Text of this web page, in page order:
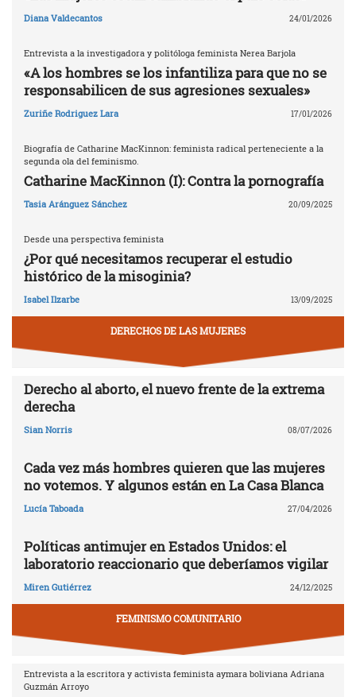
Diana Valdecantos 24/01/2026
Entrevista a la investigadora y politóloga feminista Nerea Barjola
«A los hombres se los infantiliza para que no se
responsabilicen de sus agresiones sexuales»
Zuriñe Rodriguez Lara 17/01/2026
Biografía de Catharine MacKinnon: feminista radical perteneciente a la
segunda ola del feminismo.
Catharine MacKinnon (I): Contra la pornografía
Tasia Aránguez Sánchez 20/09/2025
Desde una perspectiva feminista
¿Por qué necesitamos recuperar el estudio
histórico de la misoginia?
Isabel Ilzarbe 13/09/2025
DERECHOS DE LAS MUJERES
Derecho al aborto, el nuevo frente de la extrema
derecha
Sian Norris 08/07/2026
Cada vez más hombres quieren que las mujeres
no votemos. Y algunos están en La Casa Blanca
Lucía Taboada 27/04/2026
Políticas antimujer en Estados Unidos: el
laboratorio reaccionario que deberíamos vigilar
Miren Gutiérrez 24/12/2025
FEMINISMO COMUNITARIO
Entrevista a la escritora y activista feminista aymara boliviana Adriana
Guzmán Arroyo